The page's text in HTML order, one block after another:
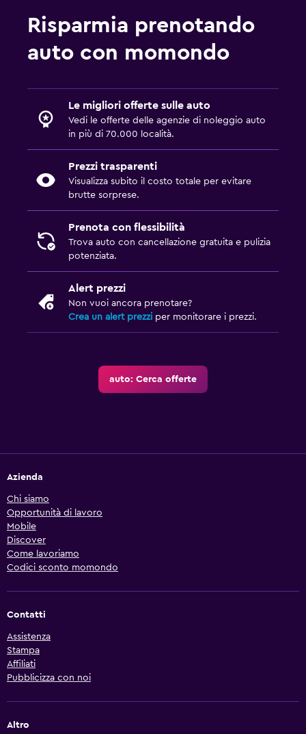
Risparmia prenotando
auto con momondo
Le migliori offerte sulle auto
Vedi le offerte delle agenzie di noleggio auto
in più di 70.000 località.
Prezzi trasparenti
Visualizza subito il costo totale per evitare
brutte sorprese.
Prenota con flessibilità
Trova auto con cancellazione gratuita e pulizia
potenziata.
Alert prezzi
Non vuoi ancora prenotare?
Crea un alert prezzi per monitorare i prezzi.
auto: Cerca offerte
Azienda
Chi siamo
Opportunità di lavoro
Mobile
Discover
Come lavoriamo
Codici sconto momondo
Contatti
Assistenza
Stampa
Affiliati
Pubblicizza con noi
Altro